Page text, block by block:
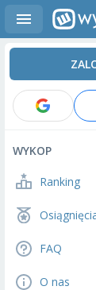
WYKOP
Ranking
FAQ
O nas